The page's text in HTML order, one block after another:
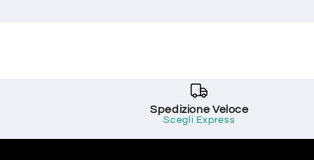
Spedizione Veloce
Scegli Express